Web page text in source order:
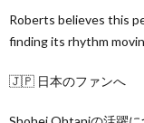
Roberts believes this
finding its rhythm
🇯🇵 日本のファンへ